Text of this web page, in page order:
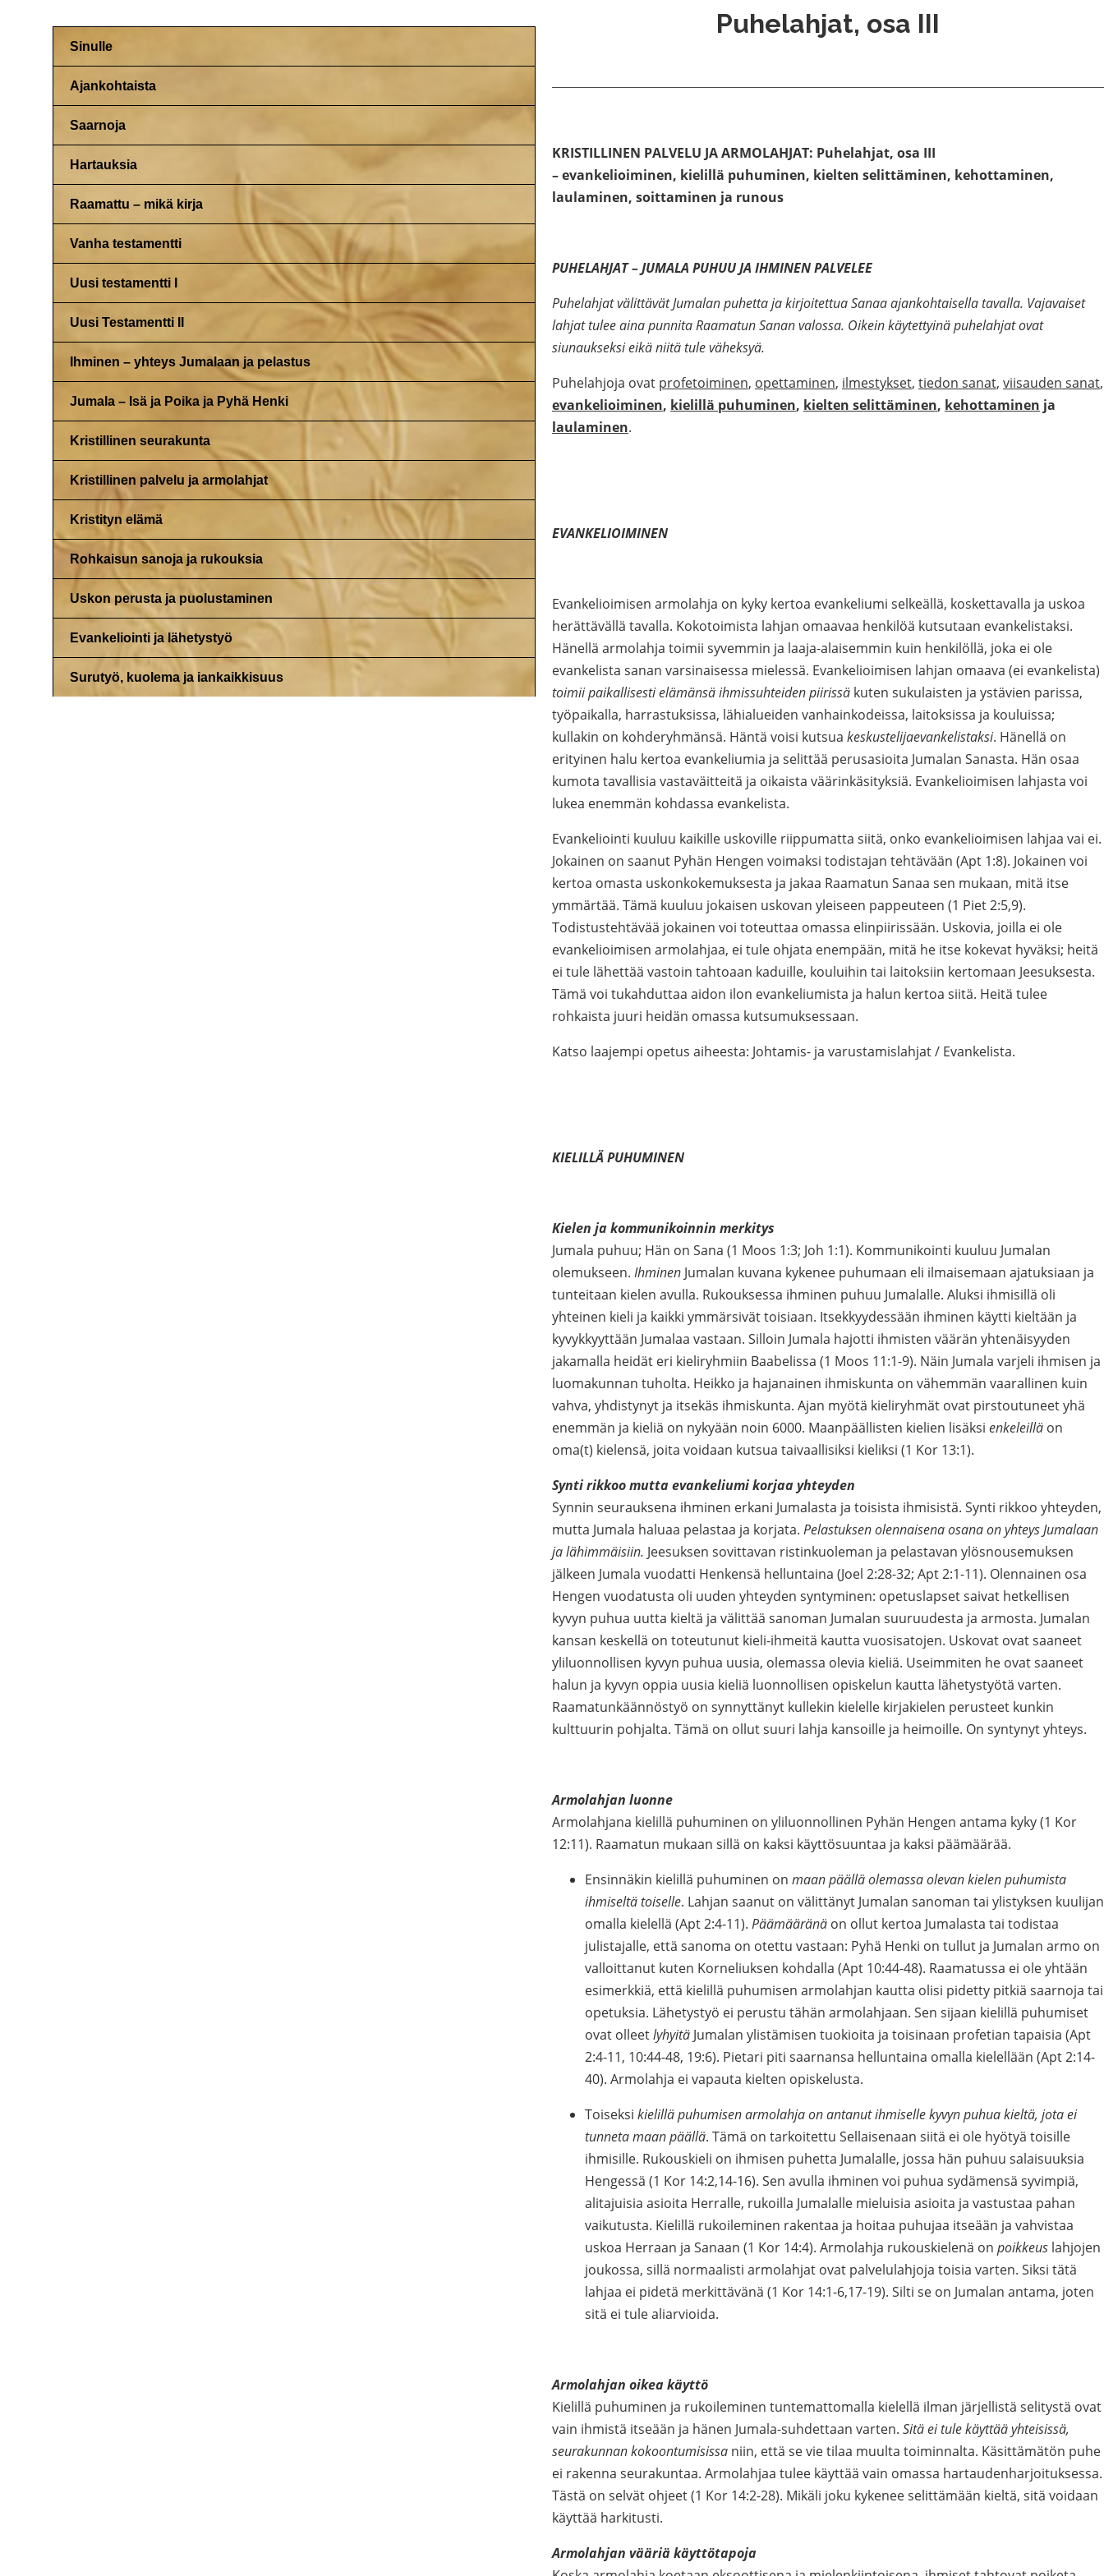
Sinulle
Ajankohtaista
Saarnoja
Hartauksia
Raamattu – mikä kirja
Vanha testamentti
Uusi testamentti I
Uusi Testamentti II
Ihminen – yhteys Jumalaan ja pelastus
Jumala – Isä ja Poika ja Pyhä Henki
Kristillinen seurakunta
Kristillinen palvelu ja armolahjat
Kristityn elämä
Rohkaisun sanoja ja rukouksia
Uskon perusta ja puolustaminen
Evankeliointi ja lähetystyö
Surutyö, kuolema ja iankaikkisuus
Puhelahjat, osa III
KRISTILLINEN PALVELU JA ARMOLAHJAT: Puhelahjat, osa III
– evankelioiminen, kielillä puhuminen, kielten selittäminen, kehottaminen,
laulaminen, soittaminen ja runous
PUHELAHJAT – JUMALA PUHUU JA IHMINEN PALVELEE
Puhelahjat välittävät Jumalan puhetta ja kirjoitettua Sanaa ajankohtaisella tavalla. Vajavaiset
lahjat tulee aina punnita Raamatun Sanan valossa. Oikein käytettyinä puhelahjat ovat
siunaukseksi eikä niitä tule väheksyä.
Puhelahjoja ovat profetoiminen, opettaminen, ilmestykset, tiedon sanat, viisauden sanat,
evankelioiminen, kielillä puhuminen, kielten selittäminen, kehottaminen ja
laulaminen.
EVANKELIOIMINEN
Evankelioimisen armolahja on kyky kertoa evankeliumi selkeällä, koskettavalla ja uskoa
herättävällä tavalla. Kokotoimista lahjan omaavaa henkilöä kutsutaan evankelistaksi.
Hänellä armolahja toimii syvemmin ja laaja-alaisemmin kuin henkilöllä, joka ei ole
evankelista sanan varsinaisessa mielessä. Evankelioimisen lahjan omaava (ei evankelista)
toimii paikallisesti elämänsä ihmissuhteiden piirissä kuten sukulaisten ja ystävien parissa,
työpaikalla, harrastuksissa, lähialueiden vanhainkodeissa, laitoksissa ja kouluissa;
kullakin on kohderyhmänsä. Häntä voisi kutsua keskustelijaevankelistaksi. Hänellä on
erityinen halu kertoa evankeliumia ja selittää perusasioita Jumalan Sanasta. Hän osaa
kumota tavallisia vastaväitteitä ja oikaista väärinkäsityksiä. Evankelioimisen lahjasta voi
lukea enemmän kohdassa evankelista.
Evankeliointi kuuluu kaikille uskoville riippumatta siitä, onko evankelioimisen lahjaa vai ei.
Jokainen on saanut Pyhän Hengen voimaksi todistajan tehtävään (Apt 1:8). Jokainen voi
kertoa omasta uskonkokemuksesta ja jakaa Raamatun Sanaa sen mukaan, mitä itse
ymmärtää. Tämä kuuluu jokaisen uskovan yleiseen pappeuteen (1 Piet 2:5,9).
Todistustehtävää jokainen voi toteuttaa omassa elinpiirissään. Uskovia, joilla ei ole
evankelioimisen armolahjaa, ei tule ohjata enempään, mitä he itse kokevat hyväksi; heitä
ei tule lähettää vastoin tahtoaan kaduille, kouluihin tai laitoksiin kertomaan Jeesuksesta.
Tämä voi tukahduttaa aidon ilon evankeliumista ja halun kertoa siitä. Heitä tulee
rohkaista juuri heidän omassa kutsumuksessaan.
Katso laajempi opetus aiheesta: Johtamis- ja varustamislahjat / Evankelista.
KIELILLÄ PUHUMINEN
Kielen ja kommunikoinnin merkitys
Jumala puhuu; Hän on Sana (1 Moos 1:3; Joh 1:1). Kommunikointi kuuluu Jumalan
olemukseen. Ihminen Jumalan kuvana kykenee puhumaan eli ilmaisemaan ajatuksiaan ja
tunteitaan kielen avulla. Rukouksessa ihminen puhuu Jumalalle. Aluksi ihmisillä oli
yhteinen kieli ja kaikki ymmärsivät toisiaan. Itsekkyydessään ihminen käytti kieltään ja
kyvykkyyttään Jumalaa vastaan. Silloin Jumala hajotti ihmisten väärän yhtenäisyyden
jakamalla heidät eri kieliryhmiin Baabelissa (1 Moos 11:1-9). Näin Jumala varjeli ihmisen ja
luomakunnan tuholta. Heikko ja hajanainen ihmiskunta on vähemmän vaarallinen kuin
vahva, yhdistynyt ja itsekäs ihmiskunta. Ajan myötä kieliryhmät ovat pirstoutuneet yhä
enemmän ja kieliä on nykyään noin 6000. Maanpäällisten kielien lisäksi enkeleillä on
oma(t) kielensä, joita voidaan kutsua taivaallisiksi kieliksi (1 Kor 13:1).
Synti rikkoo mutta evankeliumi korjaa yhteyden
Synnin seurauksena ihminen erkani Jumalasta ja toisista ihmisistä. Synti rikkoo yhteyden,
mutta Jumala haluaa pelastaa ja korjata. Pelastuksen olennaisena osana on yhteys Jumalaan
ja lähimmäisiin. Jeesuksen sovittavan ristinkuoleman ja pelastavan ylösnousemuksen
jälkeen Jumala vuodatti Henkensä helluntaina (Joel 2:28-32; Apt 2:1-11). Olennainen osa
Hengen vuodatusta oli uuden yhteyden syntyminen: opetuslapset saivat hetkellisen
kyvyn puhua uutta kieltä ja välittää sanoman Jumalan suuruudesta ja armosta. Jumalan
kansan keskellä on toteutunut kieli-ihmeitä kautta vuosisatojen. Uskovat ovat saaneet
yliluonnollisen kyvyn puhua uusia, olemassa olevia kieliä. Useimmiten he ovat saaneet
halun ja kyvyn oppia uusia kieliä luonnollisen opiskelun kautta lähetystyötä varten.
Raamatunkäännöstyö on synnyttänyt kullekin kielelle kirjakielen perusteet kunkin
kulttuurin pohjalta. Tämä on ollut suuri lahja kansoille ja heimoille. On syntynyt yhteys.
Armolahjan luonne
Armolahjana kielillä puhuminen on yliluonnollinen Pyhän Hengen antama kyky (1 Kor
12:11). Raamatun mukaan sillä on kaksi käyttösuuntaa ja kaksi päämäärää.
Ensinnäkin kielillä puhuminen on maan päällä olemassa olevan kielen puhumista
ihmiseltä toiselle. Lahjan saanut on välittänyt Jumalan sanoman tai ylistyksen kuulijan
omalla kielellä (Apt 2:4-11). Päämääränä on ollut kertoa Jumalasta tai todistaa
julistajalle, että sanoma on otettu vastaan: Pyhä Henki on tullut ja Jumalan armo on
valloittanut kuten Korneliuksen kohdalla (Apt 10:44-48). Raamatussa ei ole yhtään
esimerkkiä, että kielillä puhumisen armolahjan kautta olisi pidetty pitkiä saarnoja tai
opetuksia. Lähetystyö ei perustu tähän armolahjaan. Sen sijaan kielillä puhumiset
ovat olleetlyhyitä Jumalan ylistämisen tuokioita ja toisinaan profetian tapaisia (Apt
2:4-11, 10:44-48, 19:6). Pietari piti saarnansa helluntaina omalla kielellään (Apt 2:14-
40). Armolahja ei vapauta kielten opiskelusta.
Toiseksi kielillä puhumisen armolahja on antanut ihmiselle kyvyn puhua kieltä, jota ei
tunneta maan päällä. Tämä on tarkoitettu Sellaisenaan siitä ei ole hyötyä toisille
ihmisille. Rukouskieli on ihmisen puhetta Jumalalle, jossa hän puhuu salaisuuksia
Hengessä (1 Kor 14:2,14-16). Sen avulla ihminen voi puhua sydämensä syvimpiä,
alitajuisia asioita Herralle, rukoilla Jumalalle mieluisia asioita ja vastustaa pahan
vaikutusta. Kielillä rukoileminen rakentaa ja hoitaa puhujaa itseään ja vahvistaa
uskoa Herraan ja Sanaan (1 Kor 14:4). Armolahja rukouskielenä on poikkeus lahjojen
joukossa, sillä normaalisti armolahjat ovat palvelulahjoja toisia varten. Siksi tätä
lahjaa ei pidetä merkittävänä (1 Kor 14:1-6,17-19). Silti se on Jumalan antama, joten
sitä ei tule aliarvioida.
Armolahjan oikea käyttö
Kielillä puhuminen ja rukoileminen tuntemattomalla kielellä ilman järjellistä selitystä ovat
vain ihmistä itseään ja hänen Jumala-suhdettaan varten. Sitä ei tule käyttää yhteisissä,
seurakunnan kokoontumisissa niin, että se vie tilaa muulta toiminnalta. Käsittämätön puhe
ei rakenna seurakuntaa. Armolahjaa tulee käyttää vain omassa hartaudenharjoituksessa.
Tästä on selvät ohjeet (1 Kor 14:2-28). Mikäli joku kykenee selittämään kieltä, sitä voidaan
käyttää harkitusti.
Armolahjan vääriä käyttötapoja